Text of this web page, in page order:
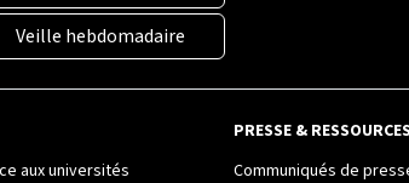
Veille hebdomadaire
aux universités
PRESSE & RESSOURCES
Communiqués de